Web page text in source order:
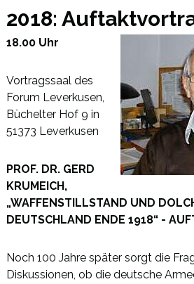
2018:
18.00 Uhr
Vortragssaal des
Forum Leverkusen,
Büchelter Hof 9 in
51373 Leverkusen
PROF. DR. GERD
KRUMEICH,
„WAFFENSTILLSTAND UND
DEUTSCHLAND ENDE 1918“ -
Noch 100 Jahre später sorgt die
Diskussionen, ob die deutsche